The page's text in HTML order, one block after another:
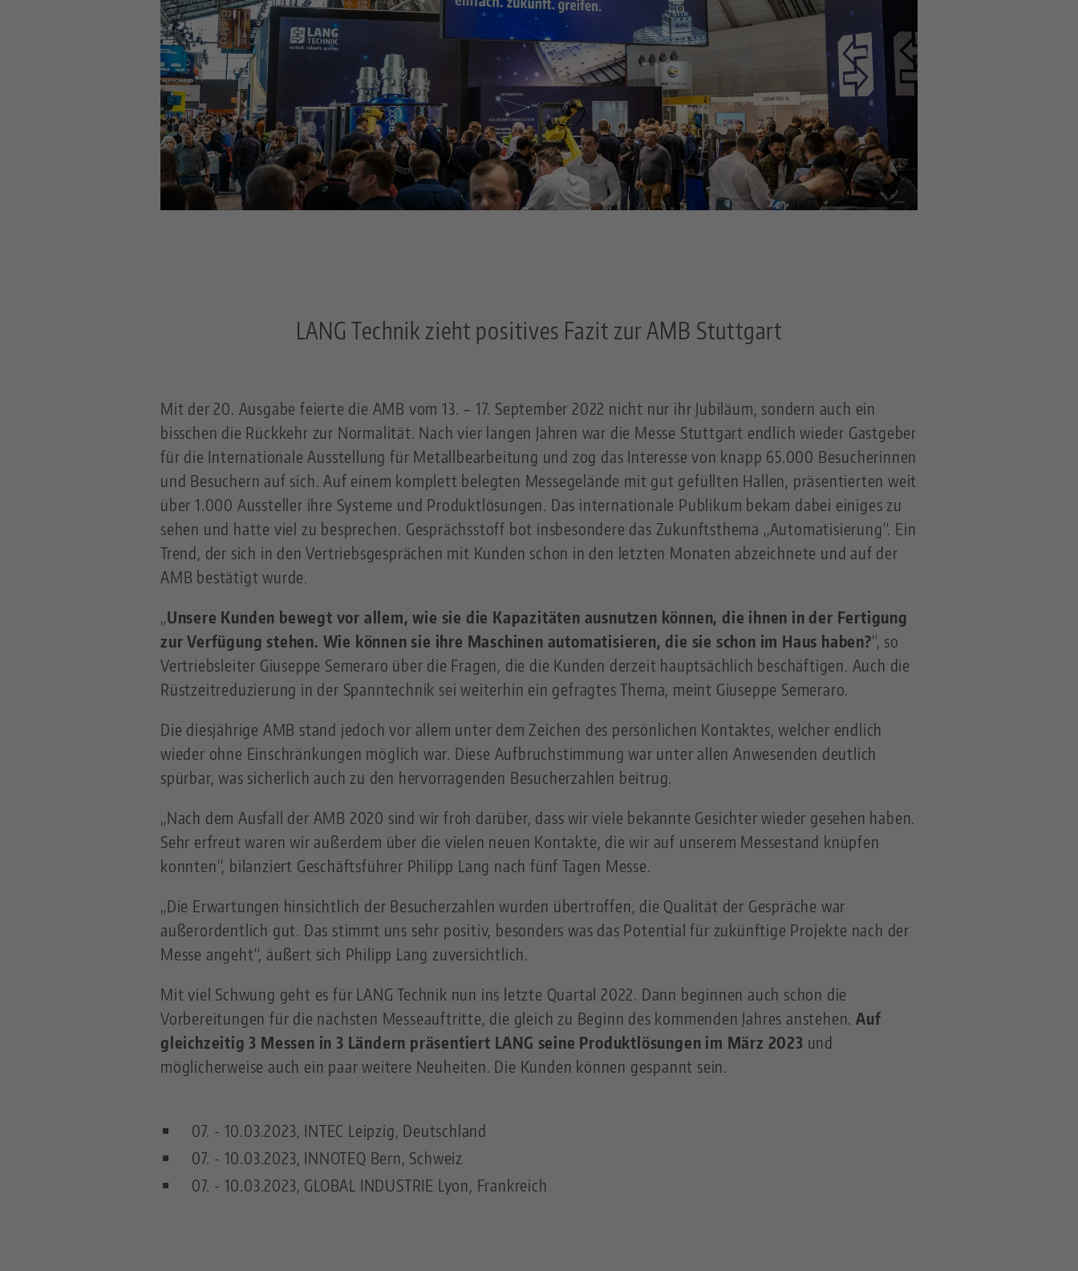
LANG Technik zieht positives Fazit zur AMB Stuttgart
Mit der 20. Ausgabe feierte die AMB vom 13. – 17. September 2022 nicht nur ihr Jubiläum, sondern auch ein
bisschen die Rückkehr zur Normalität. Nach vier langen Jahren war die Messe Stuttgart endlich wieder Gastgeber
für die Internationale Ausstellung für Metallbearbeitung und zog das Interesse von knapp 65.000 Besucherinnen
und Besuchern auf sich. Auf einem komplett belegten Messegelände mit gut gefüllten Hallen, präsentierten weit
über 1.000 Aussteller ihre Systeme und Produktlösungen. Das internationale Publikum bekam dabei einiges zu
sehen und hatte viel zu besprechen. Gesprächsstoff bot insbesondere das Zukunftsthema „Automatisierung“. Ein
Trend, der sich in den Vertriebsgesprächen mit Kunden schon in den letzten Monaten abzeichnete und auf der
AMB bestätigt wurde.
„Unsere Kunden bewegt vor allem, wie sie die Kapazitäten ausnutzen können, die ihnen in der Fertigung
zur Verfügung stehen. Wie können sie ihre Maschinen automatisieren, die sie schon im Haus haben?“, so
Vertriebsleiter Giuseppe Semeraro über die Fragen, die die Kunden derzeit hauptsächlich beschäftigen. Auch die
Rüstzeitreduzierung in der Spanntechnik sei weiterhin ein gefragtes Thema, meint Giuseppe Semeraro.
Die diesjährige AMB stand jedoch vor allem unter dem Zeichen des persönlichen Kontaktes, welcher endlich
wieder ohne Einschränkungen möglich war. Diese Aufbruchstimmung war unter allen Anwesenden deutlich
spürbar, was sicherlich auch zu den hervorragenden Besucherzahlen beitrug.
„Nach dem Ausfall der AMB 2020 sind wir froh darüber, dass wir viele bekannte Gesichter wieder gesehen haben.
Sehr erfreut waren wir außerdem über die vielen neuen Kontakte, die wir auf unserem Messestand knüpfen
konnten“, bilanziert Geschäftsführer Philipp Lang nach fünf Tagen Messe.
„Die Erwartungen hinsichtlich der Besucherzahlen wurden übertroffen, die Qualität der Gespräche war
außerordentlich gut. Das stimmt uns sehr positiv, besonders was das Potential für zukünftige Projekte nach der
Messe angeht“, äußert sich Philipp Lang zuversichtlich.
Mit viel Schwung geht es für LANG Technik nun ins letzte Quartal 2022. Dann beginnen auch schon die
Vorbereitungen für die nächsten Messeauftritte, die gleich zu Beginn des kommenden Jahres anstehen. Auf
gleichzeitig 3 Messen in 3 Ländern präsentiert LANG seine Produktlösungen im März 2023 und
möglicherweise auch ein paar weitere Neuheiten. Die Kunden können gespannt sein.
07. - 10.03.2023, INTEC Leipzig, Deutschland
07. - 10.03.2023, INNOTEQ Bern, Schweiz
07. - 10.03.2023, GLOBAL INDUSTRIE Lyon, Frankreich